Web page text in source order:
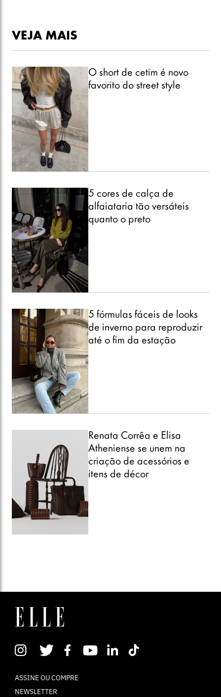
VEJA MAIS
O short de cetim é novo
favorito do street style
5 cores de calça de
alfaiataria tão versáteis
quanto o preto
5 fórmulas fáceis de looks
de inverno para reproduzir
até o fim da estação
Renata Corrêa e Elisa
Atheniense se unem na
criação de acessórios e
itens de décor
ASSINE OU COMPRE
NEWSLETTER